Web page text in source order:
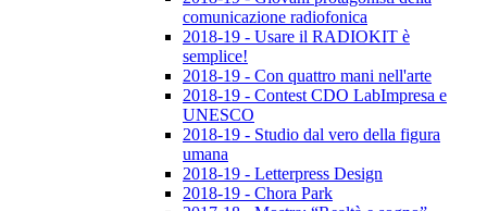
comunicazione radiofonica
2018-19 - Usare il RADIOKIT è
semplice!
2018-19 - Con quattro mani nell'arte
2018-19 - Contest CDO LabImpresa e
UNESCO
2018-19 - Studio dal vero della figura
umana
2018-19 - Letterpress Design
2018-19 - Chora Park